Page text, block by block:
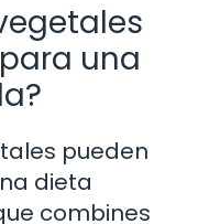
una
pueden
dieta
combines